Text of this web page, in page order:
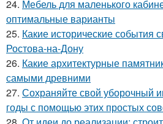
24. Мебель для маленького
оптимальные варианты
25. Какие исторические события
Ростова-на-Дону
26. Какие архитектурные
самыми древними
27. Сохраняйте свой уборочный
годы с помощью этих простых